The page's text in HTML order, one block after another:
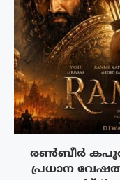
രൺബീർ
പ്രധാന